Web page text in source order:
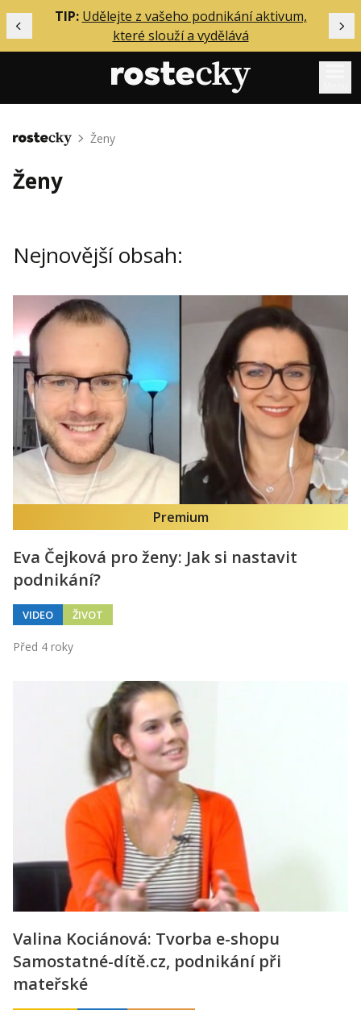
Předchozí
TIP: Udělejte z vašeho podnikání aktivum,
které slouží a vydělává
Mentoring
Podcasty
Solo
Inzerce
Přihlášení
Kontakt
Obchodní podmínky
Hledaná fráze Hledat
Domů Ženy
Ženy
Nejnovější obsah:
Premium
Eva Čejková pro ženy: Jak si nastavit
podnikání?
VIDEO ŽIVOT
Před 4 roky
Valina Kociánová: Tvorba e-shopu
Samostatné-dítě.cz, podnikání při
mateřské